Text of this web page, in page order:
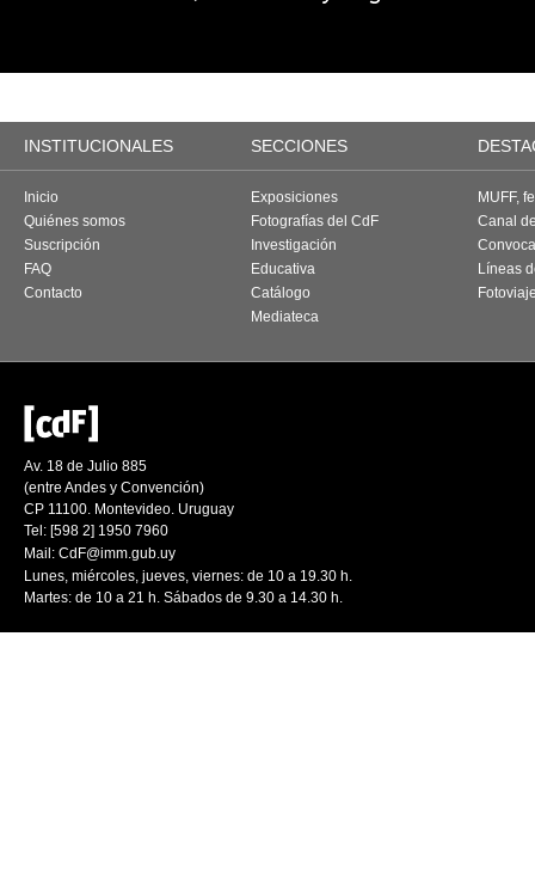
INSTITUCIONALES SECCIONES
Inicio
Quiénes somos
Suscripción
FAQ
Contacto
Exposiciones
Fotografías del CdF
Investigación
Educativa
Catálogo
Mediateca
MUFF,
Canal
Líneas
Av. 18 de Julio 885
(entre Andes y Convención)
CP 11100. Montevideo. Uruguay
Tel: [598 2] 1950 7960
Mail: CdF@imm.gub.uy
Lunes, miércoles, jueves, viernes: de 10 a 19.30 h.
Martes: de 10 a 21 h. Sábados de 9.30 a 14.30 h.